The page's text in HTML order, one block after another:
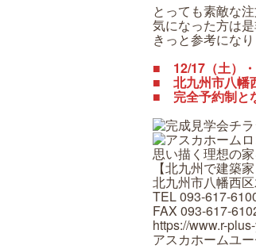
とっても素敵な
気になった方は
きっと参考にな
■ 12/17（土）
■ 北九州市八幡
■ 完全予約制と
思い描く理想の
【北九州で建築
北九州市八幡西
TEL 093-617-
FAX 093-617-
https://www.r-
アスカホームユ